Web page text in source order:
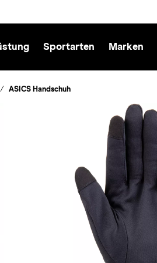
Sportarten Marken
ASICS Handschuh